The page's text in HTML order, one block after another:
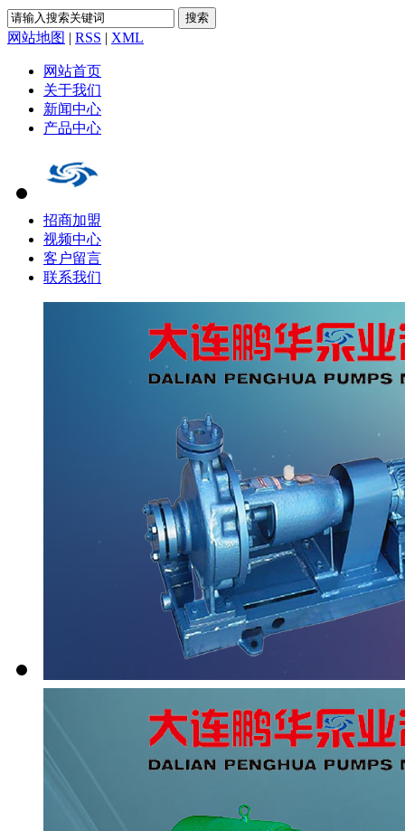
网站地图 | RSS | XML
网站首页
关于我们
新闻中心
产品中心
招商加盟
视频中心
客户留言
联系我们